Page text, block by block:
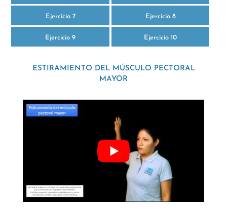
Ejercicio 7 Ejercicio 8
Ejercicio 9 Ejercicio 10
ESTIRAMIENTO DEL MÚSCULO PECTORAL
MAYOR